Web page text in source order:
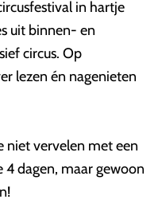
in hartje
uit binnen- en
circus. Op
lezen én nagenieten
niet vervelen met een
4 dagen, maar gewoon